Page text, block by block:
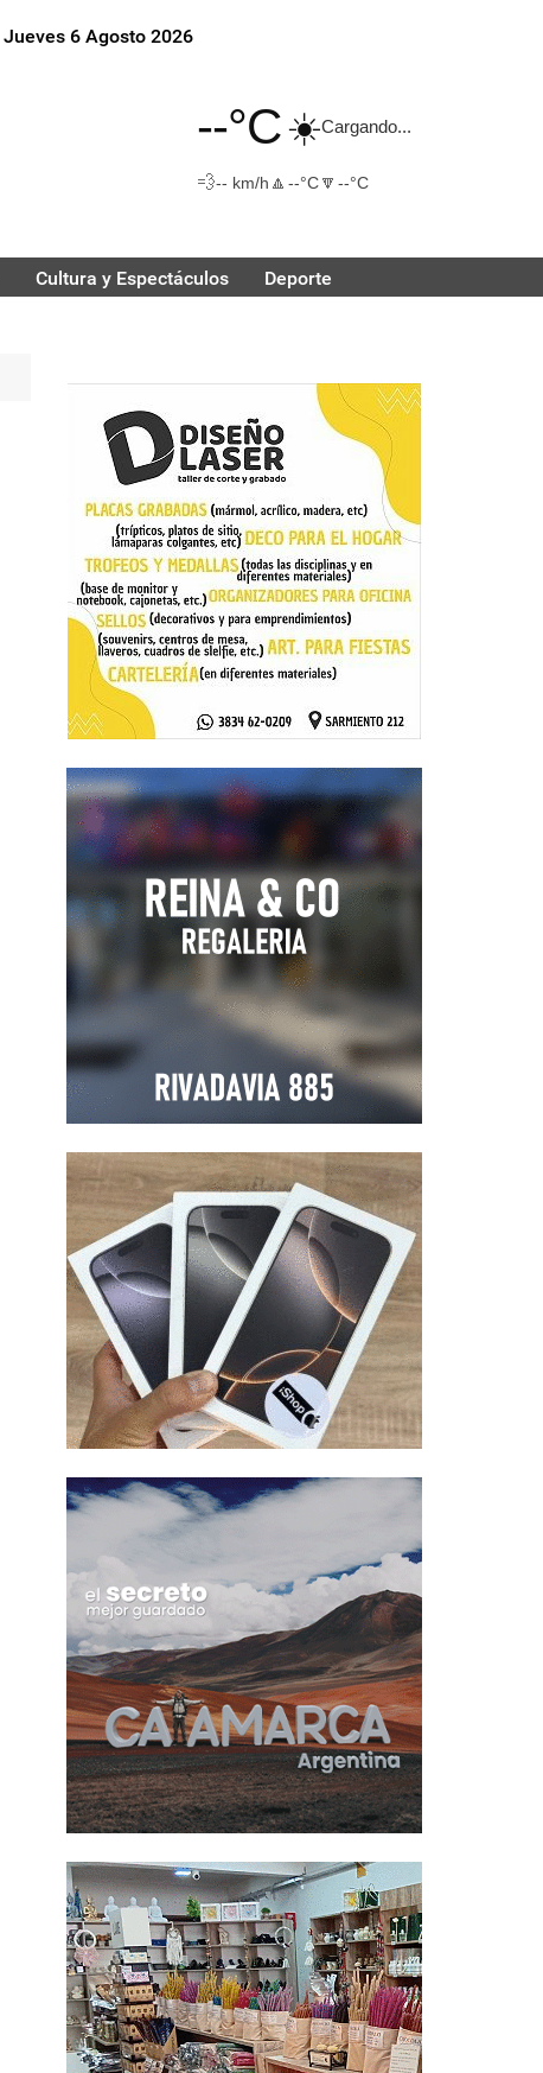
Jueves 6 Agosto 2026
--°C☀️Cargando...
💨-- km/h 🔼 --°C🔽 --°C
Cultura y Espectáculos Deporte